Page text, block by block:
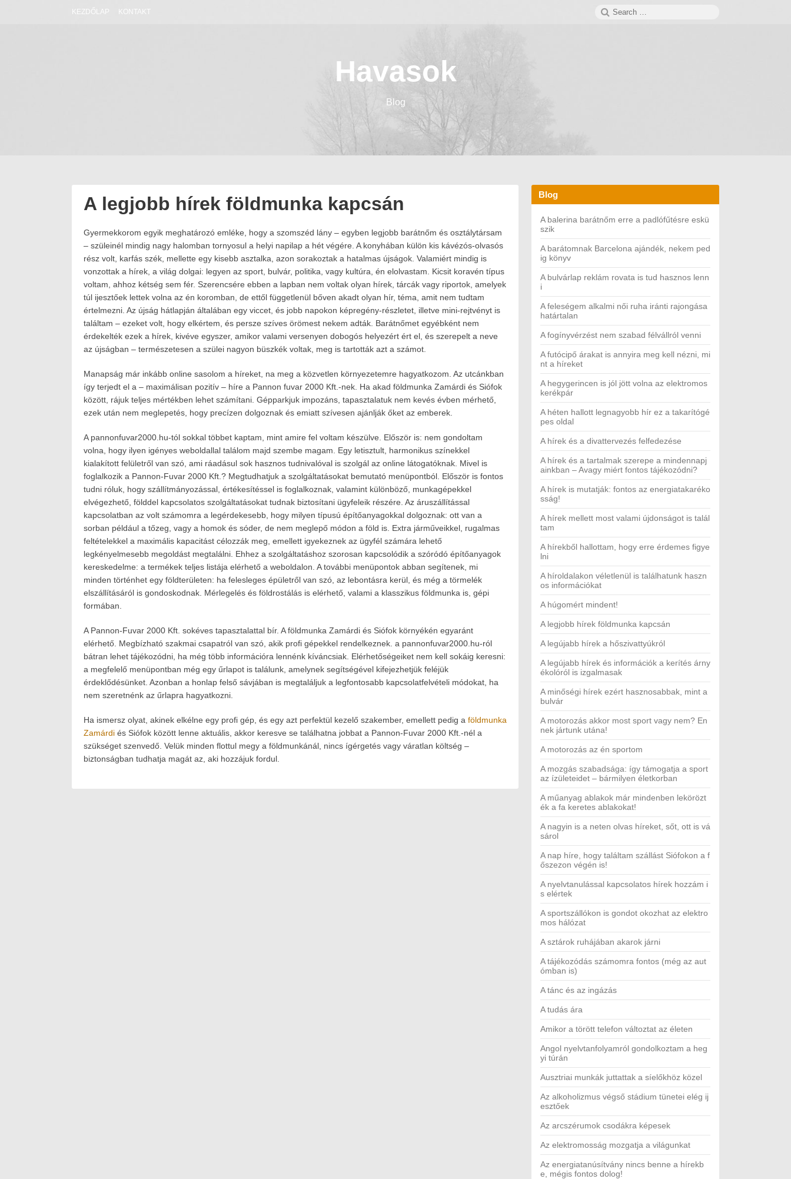
KEZDŐLAP KONTAKT
Search
Havasok
Blog
A legjobb hírek földmunka kapcsán
Posted
on:
2025.05.27. 2025.04.30.
Author:
Havasokka
Gyermekkorom egyik meghatározó emléke, hogy a szomszéd lány – egyben legjobb barátnőm és osztálytársam
– szüleinél mindig nagy halomban tornyosul a helyi napilap a hét végére. A konyhában külön kis kávézós-olvasós
rész volt, karfás szék, mellette egy kisebb asztalka, azon sorakoztak a hatalmas újságok. Valamiért mindig is
vonzottak a hírek, a világ dolgai: legyen az sport, bulvár, politika, vagy kultúra, én elolvastam. Kicsit koravén típus
voltam, ahhoz kétség sem fér. Szerencsére ebben a lapban nem voltak olyan hírek, tárcák vagy riportok, amelyek
túl ijesztőek lettek volna az én koromban, de ettől függetlenül bőven akadt olyan hír, téma, amit nem tudtam
értelmezni. Az újság hátlapján általában egy viccet, és jobb napokon képregény-részletet, illetve mini-rejtvényt is
találtam – ezeket volt, hogy elkértem, és persze szíves örömest nekem adták. Barátnőmet egyébként nem
érdekelték ezek a hírek, kivéve egyszer, amikor valami versenyen dobogós helyezért ért el, és szerepelt a neve
az újságban – természetesen a szülei nagyon büszkék voltak, meg is tartották azt a számot.
Manapság már inkább online sasolom a híreket, na meg a közvetlen környezetemre hagyatkozom. Az utcánkban
így terjedt el a – maximálisan pozitív – híre a Pannon fuvar 2000 Kft.-nek. Ha akad földmunka Zamárdi és Siófok
között, rájuk teljes mértékben lehet számítani. Gépparkjuk impozáns, tapasztalatuk nem kevés évben mérhető,
ezek után nem meglepetés, hogy precízen dolgoznak és emiatt szívesen ajánlják őket az emberek.
A pannonfuvar2000.hu-tól sokkal többet kaptam, mint amire fel voltam készülve. Először is: nem gondoltam
volna, hogy ilyen igényes weboldallal találom majd szembe magam. Egy letisztult, harmonikus színekkel
kialakított felületről van szó, ami ráadásul sok hasznos tudnivalóval is szolgál az online látogatóknak. Mivel is
foglalkozik a Pannon-Fuvar 2000 Kft.? Megtudhatjuk a szolgáltatásokat bemutató menüpontból. Először is fontos
tudni róluk, hogy szállítmányozással, értékesítéssel is foglalkoznak, valamint különböző, munkagépekkel
elvégezhető, földdel kapcsolatos szolgáltatásokat tudnak biztosítani ügyfeleik részére. Az áruszállítással
kapcsolatban az volt számomra a legérdekesebb, hogy milyen típusú építőanyagokkal dolgoznak: ott van a
sorban például a tőzeg, vagy a homok és sóder, de nem meglepő módon a föld is. Extra járműveikkel, rugalmas
feltételekkel a maximális kapacitást célozzák meg, emellett igyekeznek az ügyfél számára lehető
legkényelmesebb megoldást megtalálni. Ehhez a szolgáltatáshoz szorosan kapcsolódik a szóródó építőanyagok
kereskedelme: a termékek teljes listája elérhető a weboldalon. A további menüpontok abban segítenek, mi
minden történhet egy földterületen: ha felesleges épületről van szó, az lebontásra kerül, és még a törmelék
elszállításáról is gondoskodnak. Mérlegelés és földrostálás is elérhető, valami a klasszikus földmunka is, gépi
formában.
A Pannon-Fuvar 2000 Kft. sokéves tapasztalattal bír. A földmunka Zamárdi és Siófok környékén egyaránt
elérhető. Megbízható szakmai csapatról van szó, akik profi gépekkel rendelkeznek. a pannonfuvar2000.hu-ról
bátran lehet tájékozódni, ha még több információra lennénk kíváncsiak. Elérhetőségeiket nem kell sokáig keresni:
a megfelelő menüpontban még egy űrlapot is találunk, amelynek segítségével kifejezhetjük feléjük
érdeklődésünket. Azonban a honlap felső sávjában is megtaláljuk a legfontosabb kapcsolatfelvételi módokat, ha
nem szeretnénk az űrlapra hagyatkozni.
Ha ismersz olyat, akinek elkélne egy profi gép, és egy azt perfektül kezelő szakember, emellett pedig a földmunka
Zamárdi és Siófok között lenne aktuális, akkor keresve se találhatna jobbat a Pannon-Fuvar 2000 Kft.-nél a
szükséget szenvedő. Velük minden flottul megy a földmunkánál, nincs ígérgetés vagy váratlan költség –
biztonságban tudhatja magát az, aki hozzájuk fordul.
Blog
A balerina barátnőm erre a padlófűtésre eskü
szik
A barátomnak Barcelona ajándék, nekem ped
ig könyv
A bulvárlap reklám rovata is tud hasznos lenn
i
A feleségem alkalmi női ruha iránti rajongása
határtalan
A fogínyvérzést nem szabad félvállról venni
A futócipő árakat is annyira meg kell nézni, mi
nt a híreket
A hegygerincen is jól jött volna az elektromos
kerékpár
A héten hallott legnagyobb hír ez a takarítógé
pes oldal
A hírek és a divattervezés felfedezése
A hírek és a tartalmak szerepe a mindennapj
ainkban – Avagy miért fontos tájékozódni?
A hírek is mutatják: fontos az energiatakaréko
sság!
A hírek mellett most valami újdonságot is talál
tam
A hírekből hallottam, hogy erre érdemes figye
lni
A híroldalakon véletlenül is találhatunk haszn
os információkat
A húgomért mindent!
A legjobb hírek földmunka kapcsán
A legújabb hírek a hőszivattyúkról
A legújabb hírek és információk a kerítés árny
ékolóról is izgalmasak
A minőségi hírek ezért hasznosabbak, mint a
bulvár
A motorozás akkor most sport vagy nem? En
nek jártunk utána!
A motorozás az én sportom
A mozgás szabadsága: így támogatja a sport
az ízületeidet – bármilyen életkorban
A műanyag ablakok már mindenben lekörözt
ék a fa keretes ablakokat!
A nagyin is a neten olvas híreket, sőt, ott is vá
sárol
A nap híre, hogy találtam szállást Siófokon a f
őszezon végén is!
A nyelvtanulással kapcsolatos hírek hozzám i
s elértek
A sportszállókon is gondot okozhat az elektro
mos hálózat
A sztárok ruhájában akarok járni
A tájékozódás számomra fontos (még az aut
ómban is)
A tánc és az ingázás
A tudás ára
Amikor a törött telefon változtat az életen
Angol nyelvtanfolyamról gondolkoztam a heg
yi túrán
Ausztriai munkák juttattak a síelőkhöz közel
Az alkoholizmus végső stádium tünetei elég ij
esztőek
Az arcszérumok csodákra képesek
Az elektromosság mozgatja a világunkat
Az energiatanúsítvány nincs benne a hírekb
e, mégis fontos dolog!